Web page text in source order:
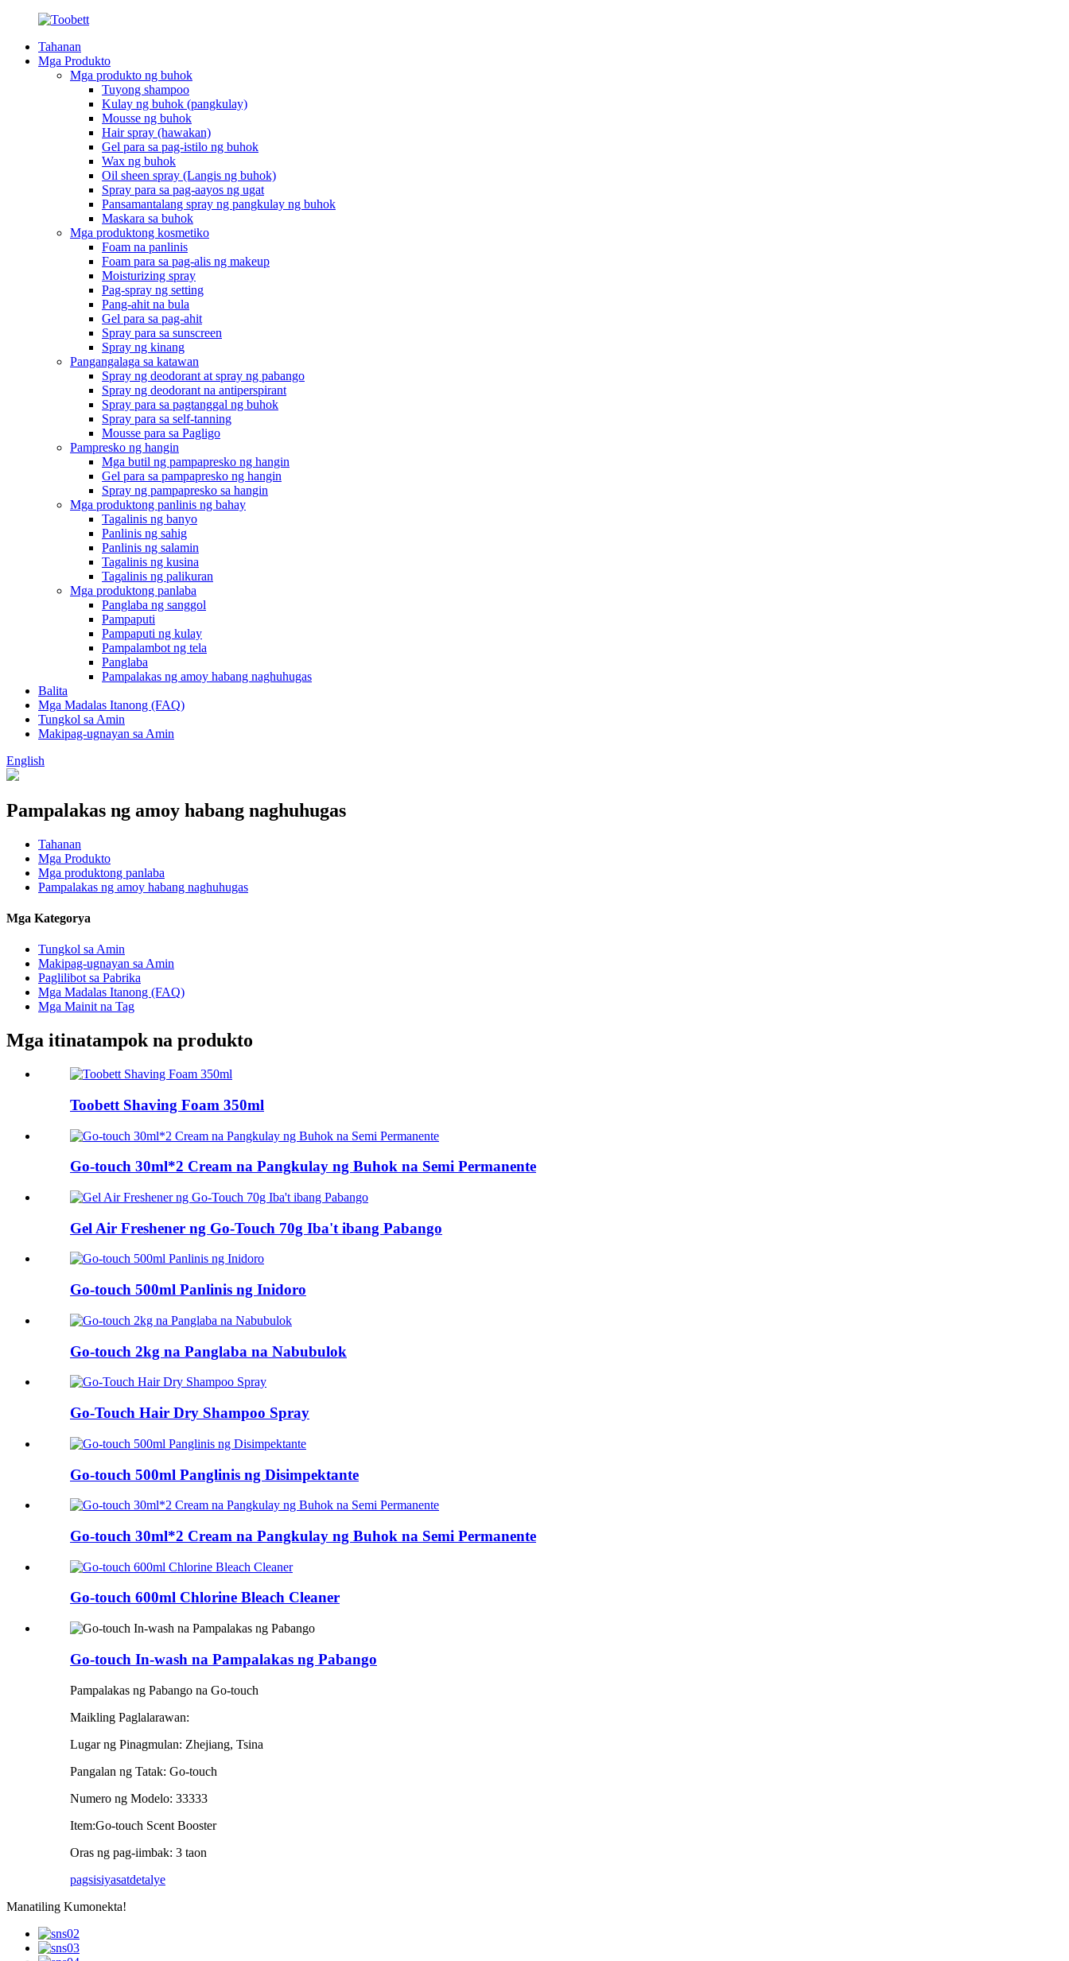
Tahanan
Mga Produkto
Mga produkto ng buhok
Tuyong shampoo
Kulay ng buhok (pangkulay)
Mousse ng buhok
Hair spray (hawakan)
Gel para sa pag-istilo ng buhok
Wax ng buhok
Oil sheen spray (Langis ng buhok)
Spray para sa pag-aayos ng ugat
Pansamantalang spray ng pangkulay ng buhok
Maskara sa buhok
Mga produktong kosmetiko
Foam na panlinis
Foam para sa pag-alis ng makeup
Moisturizing spray
Pag-spray ng setting
Pang-ahit na bula
Gel para sa pag-ahit
Spray para sa sunscreen
Spray ng kinang
Pangangalaga sa katawan
Spray ng deodorant at spray ng pabango
Spray ng deodorant na antiperspirant
Spray para sa pagtanggal ng buhok
Spray para sa self-tanning
Mousse para sa Pagligo
Pampresko ng hangin
Mga butil ng pampapresko ng hangin
Gel para sa pampapresko ng hangin
Spray ng pampapresko sa hangin
Mga produktong panlinis ng bahay
Tagalinis ng banyo
Panlinis ng sahig
Panlinis ng salamin
Tagalinis ng kusina
Tagalinis ng palikuran
Mga produktong panlaba
Panglaba ng sanggol
Pampaputi
Pampaputi ng kulay
Pampalambot ng tela
Panglaba
Pampalakas ng amoy habang naghuhugas
Balita
Mga Madalas Itanong (FAQ)
Tungkol sa Amin
Makipag-ugnayan sa Amin
English
Pampalakas ng amoy habang naghuhugas
Tahanan
Mga Produkto
Mga produktong panlaba
Pampalakas ng amoy habang naghuhugas
Mga Kategorya
Tungkol sa Amin
Makipag-ugnayan sa Amin
Paglilibot sa Pabrika
Mga Madalas Itanong (FAQ)
Mga Mainit na Tag
Mga itinatampok na produkto
Toobett Shaving Foam 350ml
Go-touch 30ml*2 Cream na Pangkulay ng Buhok na Semi Permanente
Gel Air Freshener ng Go-Touch 70g Iba't ibang Pabango
Go-touch 500ml Panlinis ng Inidoro
Go-touch 2kg na Panglaba na Nabubulok
Go-Touch Hair Dry Shampoo Spray
Go-touch 500ml Panglinis ng Disimpektante
Go-touch 30ml*2 Cream na Pangkulay ng Buhok na Semi Permanente
Go-touch 600ml Chlorine Bleach Cleaner
Go-touch In-wash na Pampalakas ng Pabango
Pampalakas ng Pabango na Go-touch
Maikling Paglalarawan:
Lugar ng Pinagmulan: Zhejiang, Tsina
Pangalan ng Tatak: Go-touch
Numero ng Modelo: 33333
Item:Go-touch Scent Booster
Oras ng pag-iimbak: 3 taon
pagsisiyasatdetalye
Manatiling Kumonekta!